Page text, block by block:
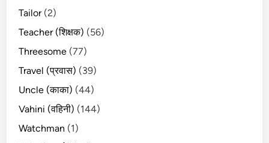
Tailor(2)
Teacher (शिक्षक) (56)
Threesome (77)
Travel (प्रवास) (39)
Uncle (काका) (44)
Vahini (वहिनी) (144)
Watchman (1)